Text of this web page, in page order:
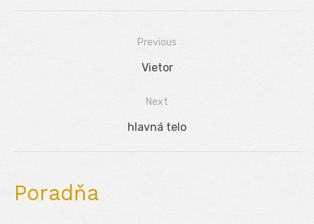
Previous
Previous
Vietor
Next
Next
hlavná telo
Poradňa